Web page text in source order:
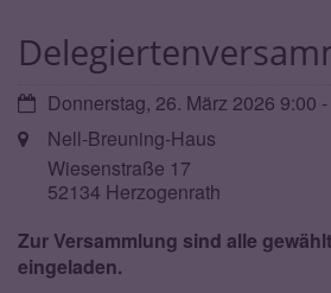
Datum:Donnerstag, 26. März 2026 9:00
Ort: Nell-Breuning-Haus
Wiesenstraße 17
52134 Herzogenrath
Zur Versammlung sind alle
eingeladen.